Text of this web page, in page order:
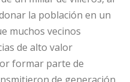
la población en un
muchos vecinos
de alto valor
formar parte de